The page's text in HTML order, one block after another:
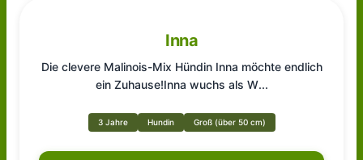
Inna
Die clevere Malinois-Mix Hündin Inna möchte endlich
ein Zuhause!Inna wuchs als W...
3 Jahre Hundin Groß (über 50 cm)